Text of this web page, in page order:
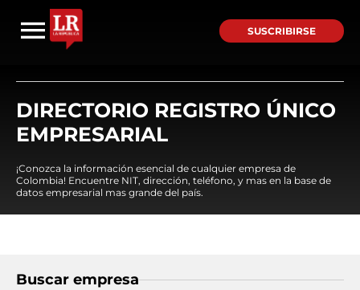
SUSCRIBIRSE
DIRECTORIO REGISTRO ÚNICO
EMPRESARIAL
¡Conozca la información esencial de cualquier empresa de
Colombia! Encuentre NIT, dirección, teléfono, y mas en la base de
datos empresarial mas grande del país.
Buscar empresa